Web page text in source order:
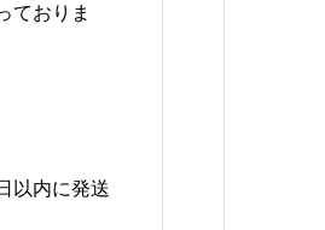
ておりま
以内に発送